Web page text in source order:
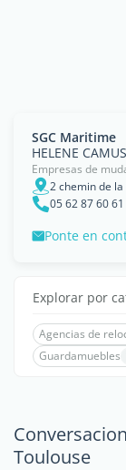
SGC Maritime
HELENE CAMUS
Empresas de
05 62 87 60 61
Ponte en
Explorar por
Agencias de
Guardamuebles
Toulouse